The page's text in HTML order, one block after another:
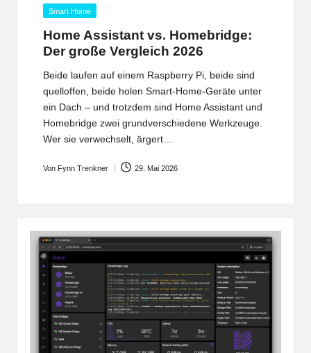
Posted
Smart Home
Home Assistant vs. Homebridge:
Der große Vergleich 2026
Beide laufen auf einem Raspberry Pi, beide sind
quelloffen, beide holen Smart-Home-Geräte unter
ein Dach – und trotzdem sind Home Assistant und
Homebridge zwei grundverschiedene Werkzeuge.
Wer sie verwechselt, ärgert…
Posted
Von Fynn Trenkner 29. Mai 2026